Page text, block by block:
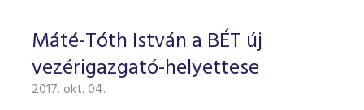
Jelzáloglevél indexek
Vállalati kötvény indexek
Azonnali Piac
Részvények
Származékos piac
Részvény szekció
Hitelpapír szekció
BÉT szabályzatok
Befektetővédelem
Alkalmazott díjstruktúra
Elszámolás
Részvény és vállalati kötvény tőzsdei bevezetését
program
BÉT Xtend - Részvénypiac egyszerűen
TŐZSDETAGOK
Tőzsdetagok, üzletkötők
VENDOROK
Máté-Tóth István a BÉT új
vezérigazgató-helyettese
2017. okt. 04.